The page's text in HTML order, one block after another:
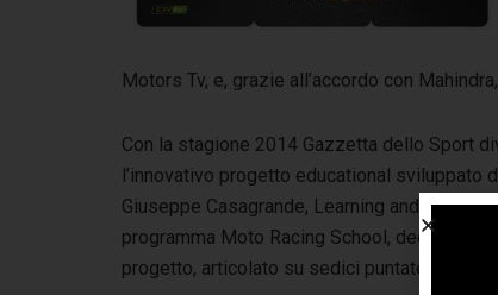
Motors Tv, e, grazie all’accordo con
Con la stagione 2014 Gazzetta dello Sport
l’innovativo progetto educational sviluppato
Giuseppe Casagrande, Learning and
programma Moto Racing School, dedicato
progetto, articolato su sedici puntate, partirà